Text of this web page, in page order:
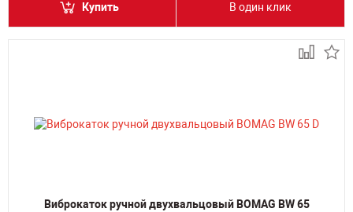
Купить В один клик
Виброкаток ручной двухвальцовый BOMAG BW 65